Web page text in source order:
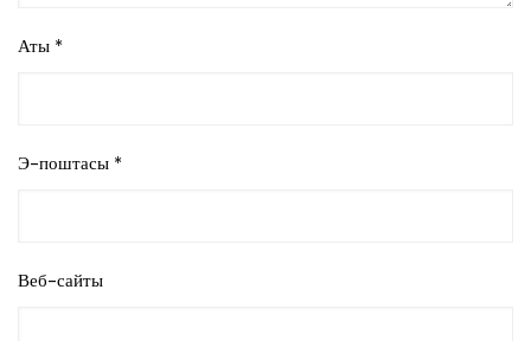
Аты *
Э-поштасы *
Веб-сайты